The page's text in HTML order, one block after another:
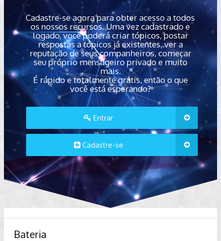
Cadastre-se agora para obter acesso a todos
os nossos recursos. Uma vez cadastrado e
logado, você poderá criar tópicos, postar
respostas a tópicos já existentes, ver a
reputação de seus companheiros, começar
seu próprio mensageiro privado e muito
mais.
É rápido e totalmente grátis, então o que
você está esperando?
Entrar
Cadastre-se
Bateria